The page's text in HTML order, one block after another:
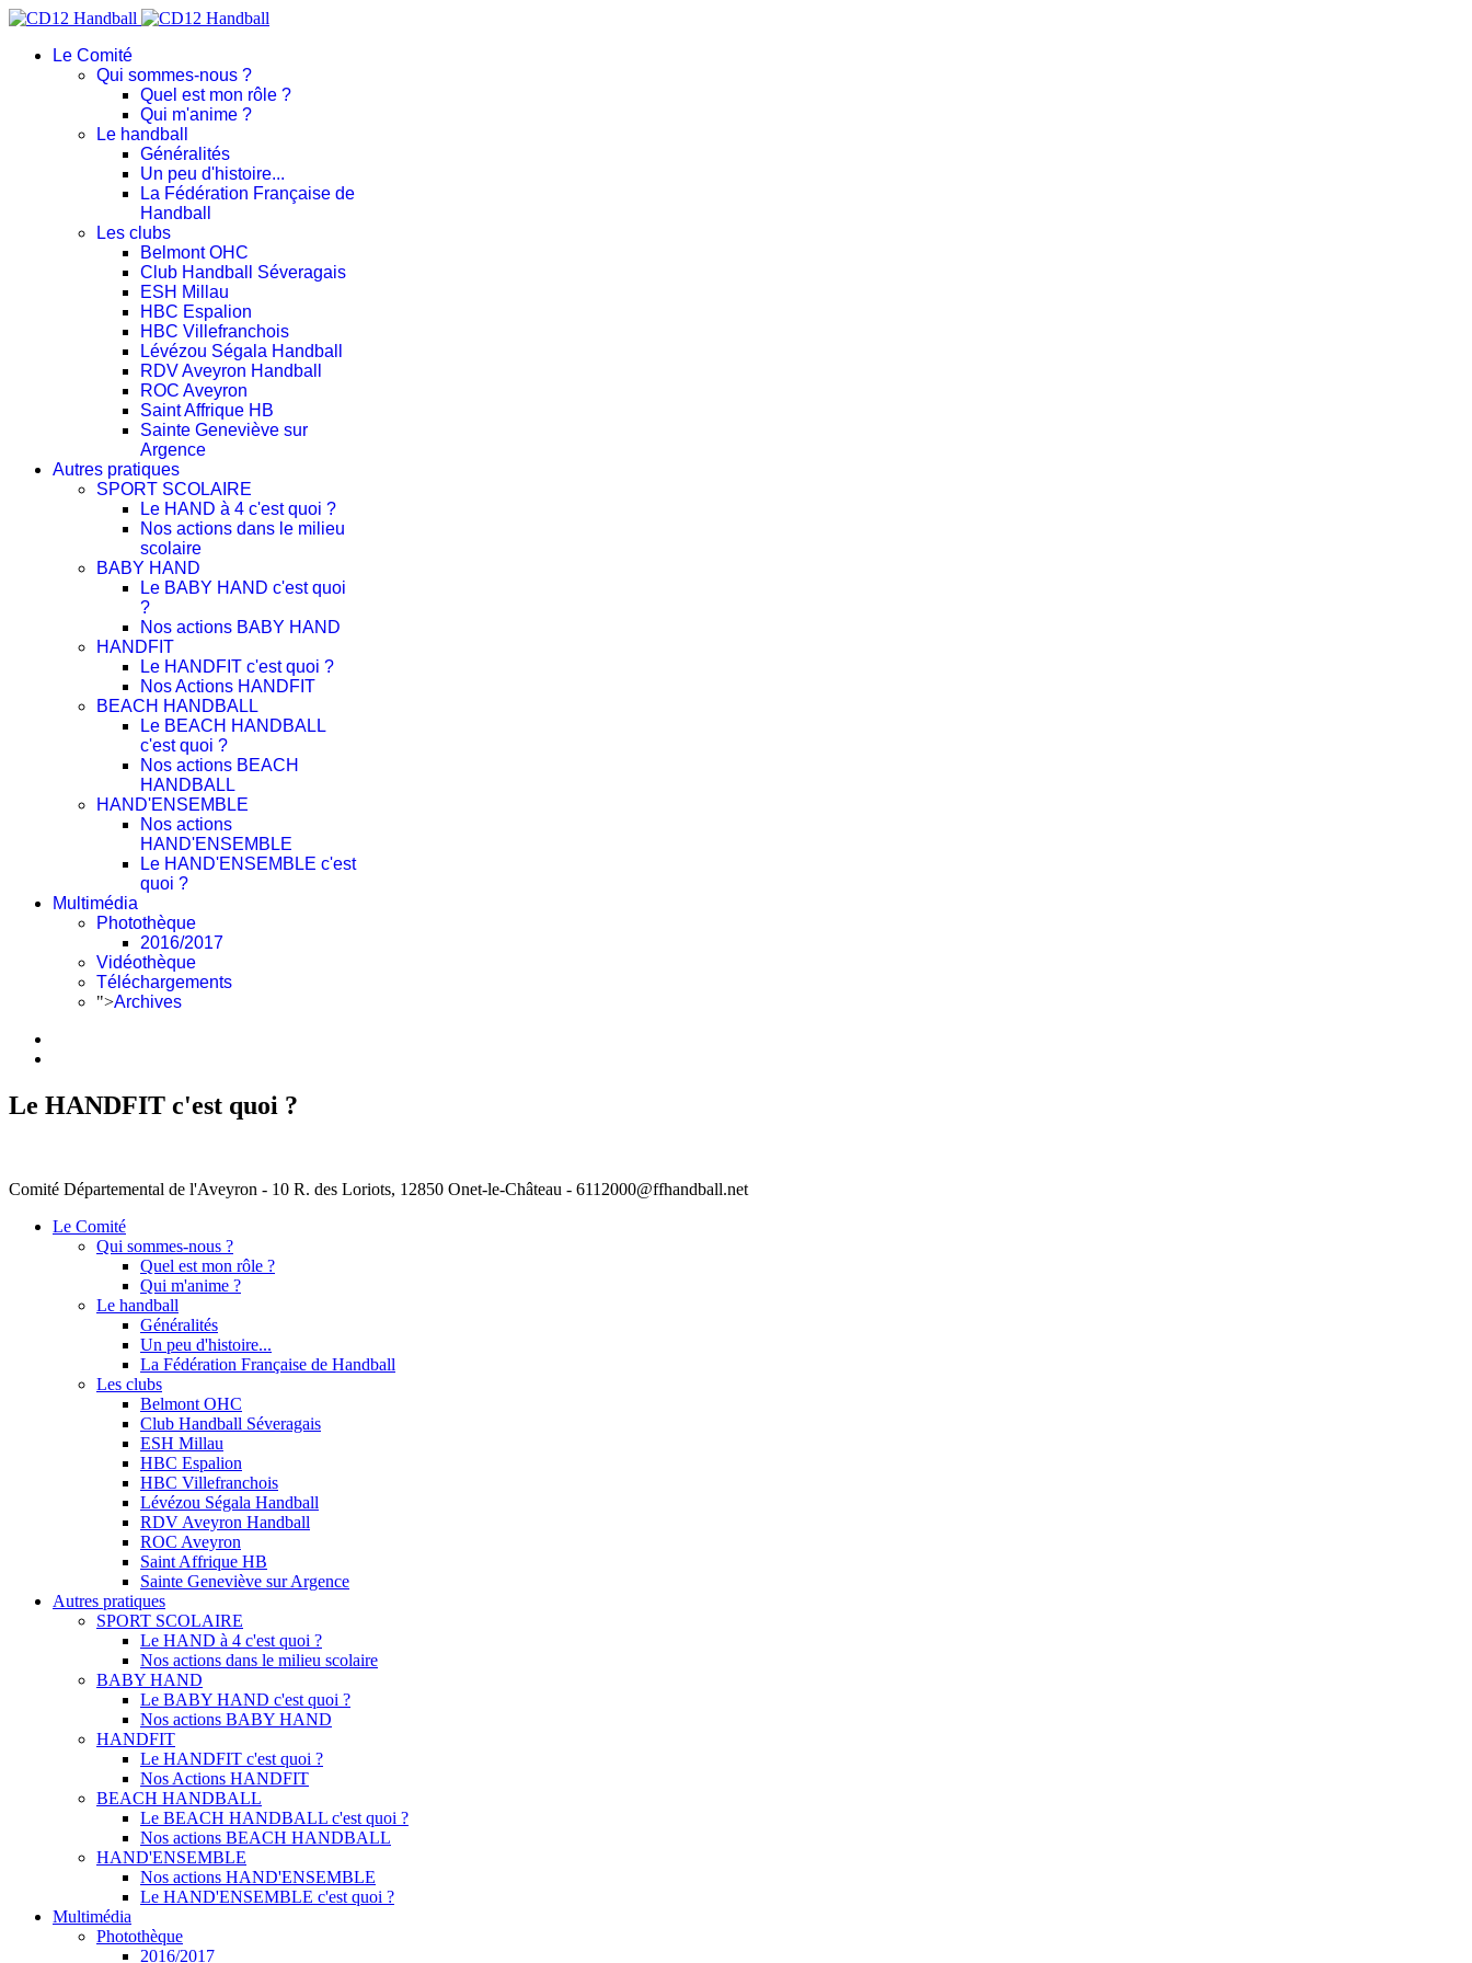
Le Comité
Qui sommes-nous ?
Quel est mon rôle ?
Qui m'anime ?
Le handball
Généralités
Un peu d'histoire...
La Fédération Française de
Handball
Les clubs
Belmont OHC
Club Handball Séveragais
ESH Millau
HBC Espalion
HBC Villefranchois
Lévézou Ségala Handball
RDV Aveyron Handball
ROC Aveyron
Saint Affrique HB
Sainte Geneviève sur
Argence
Autres pratiques
SPORT SCOLAIRE
Le HAND à 4 c'est quoi ?
Nos actions dans le milieu
scolaire
BABY HAND
Le BABY HAND c'est quoi
?
Nos actions BABY HAND
HANDFIT
Le HANDFIT c'est quoi ?
Nos Actions HANDFIT
BEACH HANDBALL
Le BEACH HANDBALL
c'est quoi ?
Nos actions BEACH
HANDBALL
HAND'ENSEMBLE
Nos actions
HAND'ENSEMBLE
Le HAND'ENSEMBLE c'est
quoi ?
Multimédia
Photothèque
2016/2017
Vidéothèque
Téléchargements
">Archives
Le HANDFIT c'est quoi ?
Comité Départemental de l'Aveyron - 10 R. des Loriots, 12850 Onet-le-Château - 6112000@ffhandball.net
Le Comité
Qui sommes-nous ?
Quel est mon rôle ?
Qui m'anime ?
Le handball
Généralités
Un peu d'histoire...
La Fédération Française de Handball
Les clubs
Belmont OHC
Club Handball Séveragais
ESH Millau
HBC Espalion
HBC Villefranchois
Lévézou Ségala Handball
RDV Aveyron Handball
ROC Aveyron
Saint Affrique HB
Sainte Geneviève sur Argence
Autres pratiques
SPORT SCOLAIRE
Le HAND à 4 c'est quoi ?
Nos actions dans le milieu scolaire
BABY HAND
Le BABY HAND c'est quoi ?
Nos actions BABY HAND
HANDFIT
Le HANDFIT c'est quoi ?
Nos Actions HANDFIT
BEACH HANDBALL
Le BEACH HANDBALL c'est quoi ?
Nos actions BEACH HANDBALL
HAND'ENSEMBLE
Nos actions HAND'ENSEMBLE
Le HAND'ENSEMBLE c'est quoi ?
Multimédia
Photothèque
2016/2017